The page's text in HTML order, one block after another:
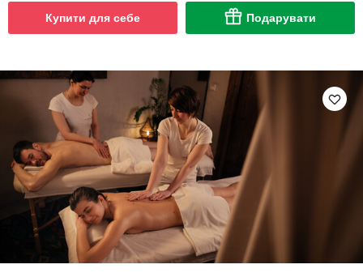
Купити для себе Подарувати